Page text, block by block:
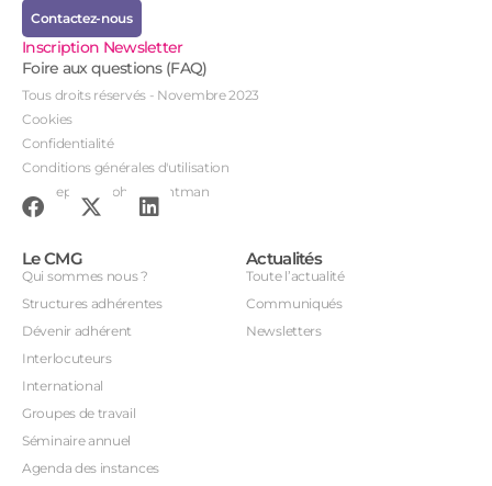
Contactez-nous
Inscription Newsletter
Foire aux questions (FAQ)
Tous droits réservés - Novembre 2023
Cookies
Confidentialité
Conditions générales d'utilisation
Conception : John Brightman
Le CMG
Qui sommes nous ?
Structures adhérentes
Dévenir adhérent
Interlocuteurs
International
Groupes de travail
Séminaire annuel
Agenda des instances
Actualités
Toute l’actualité
Communiqués
Newsletters